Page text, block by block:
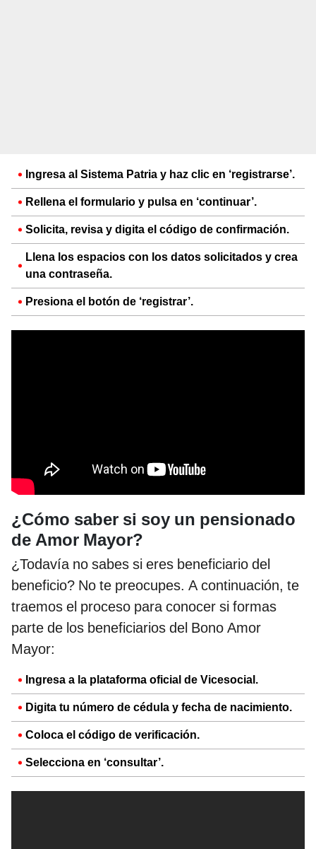
Ingresa al Sistema Patria y haz clic en ‘registrarse’.
Rellena el formulario y pulsa en ‘continuar’.
Solicita, revisa y digita el código de confirmación.
Llena los espacios con los datos solicitados y crea
una contraseña.
Presiona el botón de ‘registrar’.
¿Cómo saber si soy un pensionado
de Amor Mayor?
¿Todavía no sabes si eres beneficiario del
beneficio? No te preocupes. A continuación, te
traemos el proceso para conocer si formas
parte de los beneficiarios del Bono Amor
Mayor:
Ingresa a la plataforma oficial de Vicesocial.
Digita tu número de cédula y fecha de nacimiento.
Coloca el código de verificación.
Selecciona en ‘consultar’.